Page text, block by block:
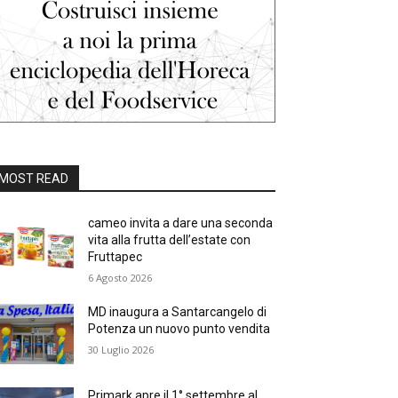
READ
cameo invita a dare una seconda
vita alla frutta dell’estate con
Fruttapec
6 Agosto 2026
MD inaugura a Santarcangelo di
Potenza un nuovo punto vendita
30 Luglio 2026